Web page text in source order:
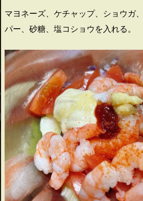
マヨネーズ、ケチャップ、ショウガ
パー、砂糖、塩コショウを入れる。